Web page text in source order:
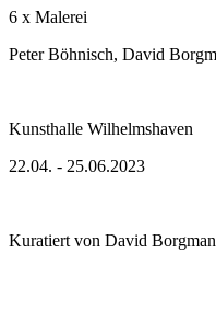
6 x Malerei
Peter Böhnisch, David
Kunsthalle Wilhelmshaven
22.04. - 25.06.2023
Kuratiert von David